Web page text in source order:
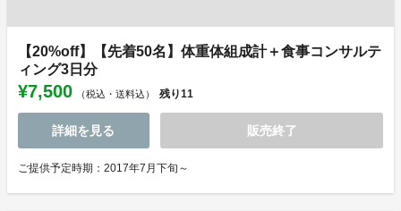
【20%off】【先着50名】体重体組成計＋食事コンサルテ
ィング3日分
¥7,500 （税込・送料込） 残り11
詳細を見る 販売終了
ご提供予定時期：2017年7月下旬～